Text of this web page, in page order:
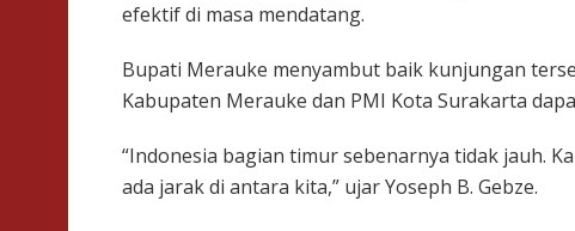
efektif di masa mendatang.
Bupati Merauke menyambut baik kunjungan
Kabupaten Merauke dan PMI Kota Surakarta
“Indonesia bagian timur sebenarnya tidak jauh.
ada jarak di antara kita,” ujar Yoseph B. Gebze.